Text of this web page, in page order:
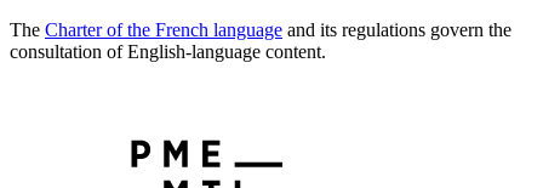
The Charter of the French language and its regulations govern the
consultation of English-language content.